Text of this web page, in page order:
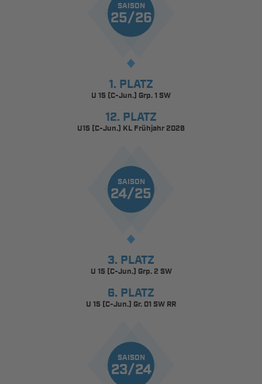
SAISON
25/26
1. PLATZ
U 15 (C-Jun.) Grp. 1 SW
12. PLATZ
U15 (C-Jun.) KL Frühjahr 2026
SAISON
24/25
3. PLATZ
U 15 (C-Jun.) Grp. 2 SW
6. PLATZ
U 15 (C-Jun.) Gr. 01 SW RR
SAISON
23/24